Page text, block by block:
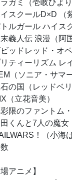
ラガミ（壱岐ひより
イスクール
トルガール ハイ
末義人伝 浪漫（阿
ビッドレッド・オ
リティーリズム
（ソニア・サマ
石の国（レッドベリ
（立花音美）
彩限のファントム
田くんと7人の魔女
！（小海
場アニメ】